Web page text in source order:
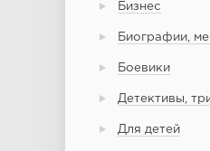
Бизнес
Биографии,
Боевики
Детективы,
Для детей